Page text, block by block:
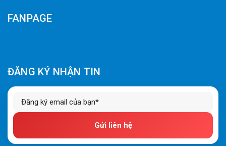
FANPAGE
ĐĂNG KÝ NHẬN TIN
Gửi liên hệ